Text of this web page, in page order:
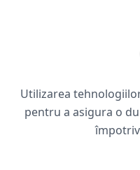
Utilizarea
pentru a asigura o